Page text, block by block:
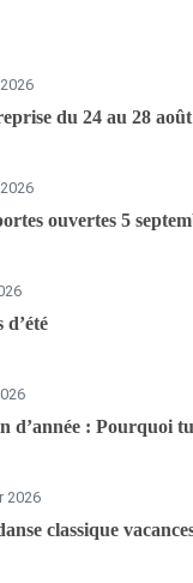
du 24 au 28
ouvertes 5
d’été
d’année : Pourquoi
2026
classique